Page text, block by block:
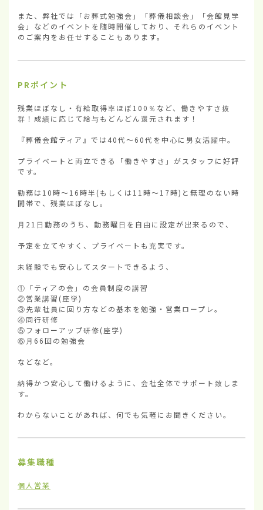
また、弊社では「お葬式勉強会」「葬儀相談会」「会館見学
会」などのイベントを随時開催しており、それらのイベント
のご案内をお任せすることもあります。
PRポイント
残業ほぼなし・有給取得率ほぼ100％など、働きやすさ抜
群！成績に応じて給与もどんどん還元されます！
『葬儀会館ティア』では40代〜60代を中心に男女活躍中。
プライベートと両立できる「働きやすさ」がスタッフに好評
です。
勤務は10時〜16時半(もしくは11時〜17時)と無理のない時
間帯で、残業ほぼなし。
月21日勤務のうち、勤務曜日を自由に設定が出来るので、
予定を立てやすく、プライベートも充実です。
未経験でも安心してスタートできるよう、
①「ティアの会」の会員制度の講習
②営業講習(座学)
③先輩社員に回り方などの基本を勉強・営業ロープレ。
④同行研修
⑤フォローアップ研修(座学)
⑥月66回の勉強会
などなど。
納得かつ安心して働けるように、会社全体でサポート致しま
す。
わからないことがあれば、何でも気軽にお聞きください。
募集職種
個人営業